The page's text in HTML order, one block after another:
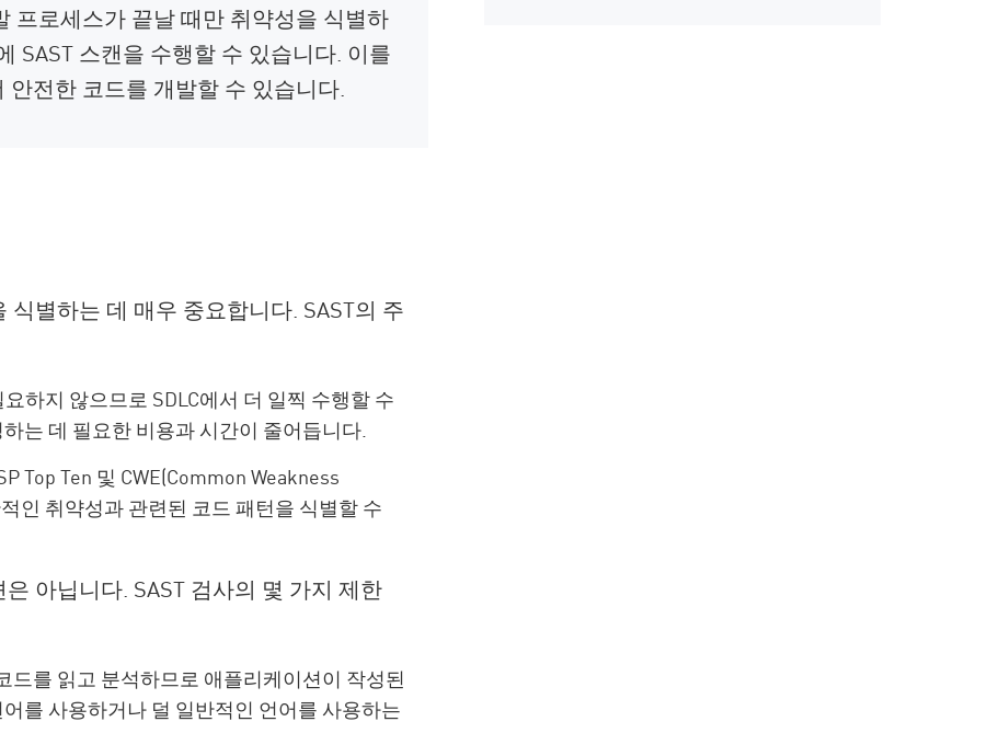
프로세스가 끝날 때만 취약성을 식별하
SAST 스캔을 수행할 수 있습니다. 이를
전한 코드를 개발할 수 있습니다.
별하는 데 매우 중요합니다. SAST의 주
하지 않으므로 SDLC에서 더 일찍 수행할 수
는 데 필요한 비용과 시간이 줄어듭니다.
Top Ten 및 CWE(Common Weakness
인 취약성과 관련된 코드 패턴을 식별할 수
아닙니다. SAST 검사의 몇 가지 제한
드를 읽고 분석하므로 애플리케이션이 작성된
를 사용하거나 덜 일반적인 언어를 사용하는